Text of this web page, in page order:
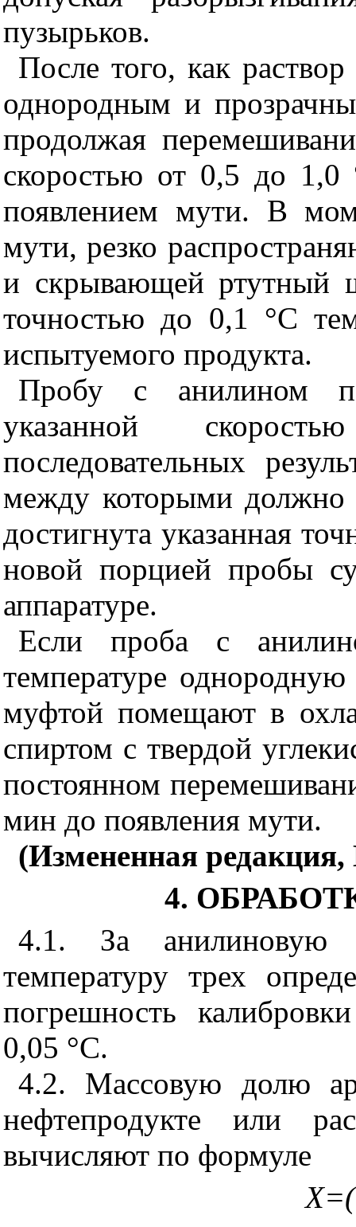
пузырьков.
После того, как
однородным и
продолжая
скоростью от 0,5 до
появлением мути. В
мути, резко
и скрывающей ртутный
точностью до 0,1 °С
испытуемого продукта.
Пробу с анилином
указанной
последовательных
между которыми
достигнута указанная
новой порцией пробы
аппаратуре.
Если проба с
температуре
муфтой помещают в
спиртом с твердой
постоянном
мин до появления мути.
(Измененная
4.
4.1. За анилиновую
температуру трех
погрешность
0,05 °С.
4.2. Массовую долю
нефтепродукте или
вычисляют по формуле